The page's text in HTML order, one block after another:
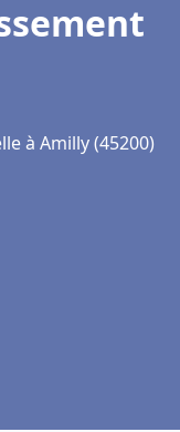
à Amilly (45200)